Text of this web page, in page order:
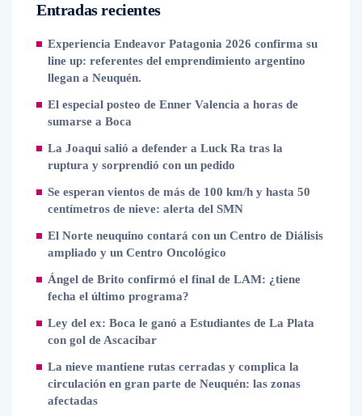
Entradas recientes
Experiencia Endeavor Patagonia 2026 confirma su
line up: referentes del emprendimiento argentino
llegan a Neuquén.
El especial posteo de Enner Valencia a horas de
sumarse a Boca
La Joaqui salió a defender a Luck Ra tras la
ruptura y sorprendió con un pedido
Se esperan vientos de más de 100 km/h y hasta 50
centímetros de nieve: alerta del SMN
El Norte neuquino contará con un Centro de Diálisis
ampliado y un Centro Oncológico
Ángel de Brito confirmó el final de LAM: ¿tiene
fecha el último programa?
Ley del ex: Boca le ganó a Estudiantes de La Plata
con gol de Ascacibar
La nieve mantiene rutas cerradas y complica la
circulación en gran parte de Neuquén: las zonas
afectadas